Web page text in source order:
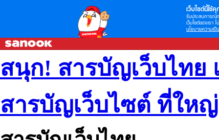
เว็บไซต์นี้ใช้คุ
รับประสบการณ์
เว็บไซต์ของเรา
นโยบายความเป็
สนุก! สารบัญเว็บไทย
สารบัญเว็บไซต์ ที่ให